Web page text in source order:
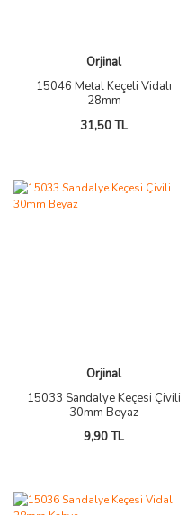
Orjinal
15046 Metal Keçeli Vidalı
28mm
31,50 TL
Orjinal
15033 Sandalye Keçesi Çivili
30mm Beyaz
9,90 TL